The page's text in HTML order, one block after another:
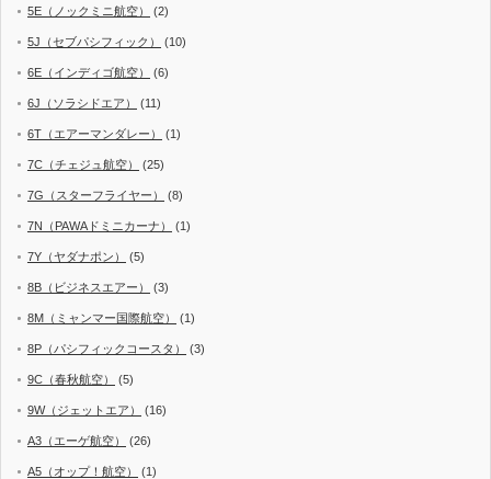
5E（ノックミニ航空） (2)
5J（セブパシフィック） (10)
6E（インディゴ航空） (6)
6J（ソラシドエア） (11)
6T（エアーマンダレー） (1)
7C（チェジュ航空） (25)
7G（スターフライヤー） (8)
7N（PAWAドミニカーナ） (1)
7Y（ヤダナポン） (5)
8B（ビジネスエアー） (3)
8M（ミャンマー国際航空） (1)
8P（パシフィックコースタ） (3)
9C（春秋航空） (5)
9W（ジェットエア） (16)
A3（エーゲ航空） (26)
A5（オップ！航空） (1)